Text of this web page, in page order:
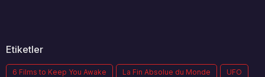
Etiketler
6 Films to Keep You Awake La Fin Absolue du Monde UFO